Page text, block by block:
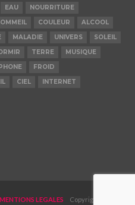
EAU
NOURRITURE
COULEUR
ALCOOL
MALADIE UNIVERS
SOLEIL
TERRE
MUSIQUE
FROID
CIEL
INTERNET
MENTIONS LEGALES Copyright © 2019